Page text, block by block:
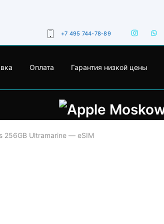
+7 495 744-78-89
Оплата Гарантия низкой цены
256GB Ultramarine — eSIM